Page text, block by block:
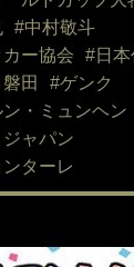
#中村敬斗
ー協会
#日本
田
#ゲンク
・ミュンヘン
ャパン
ターレ